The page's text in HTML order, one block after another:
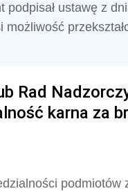
ustawę z
Rad
karna za
podmiotów